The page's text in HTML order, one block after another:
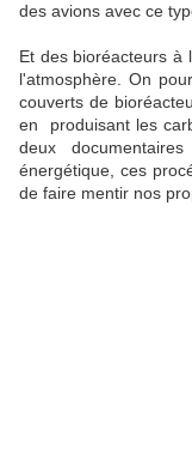
des avions avec ce
Et des bioréacteurs à
l'atmosphère. On
couverts de
en produisant les
deux
énergétique, ces
de faire mentir nos